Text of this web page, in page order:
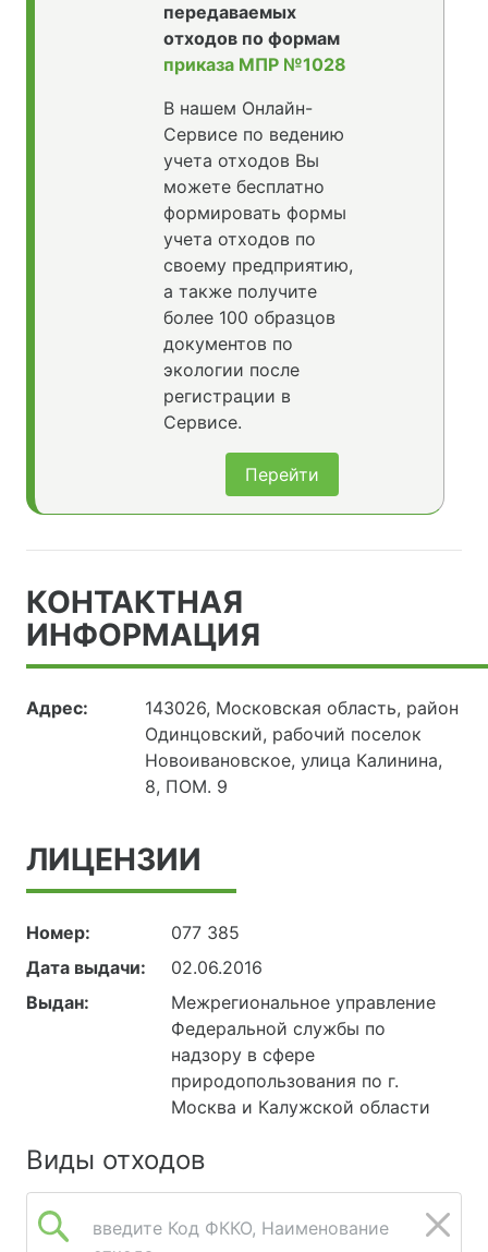
передаваемых
отходов по формам
приказа МПР №1028
В нашем Онлайн-
Сервисе по ведению
учета отходов Вы
можете бесплатно
формировать формы
учета отходов по
своему предприятию,
а также получите
более 100 образцов
документов по
экологии после
регистрации в
Сервисе.
Перейти
КОНТАКТНАЯ
ИНФОРМАЦИЯ
Адрес:
143026, Московская область, район
Одинцовский, рабочий поселок
Новоивановское, улица Калинина,
8, ПОМ. 9
ЛИЦЕНЗИИ
Номер:
077 385
Дата выдачи:
02.06.2016
Выдан:
Межрегиональное управление
Федеральной службы по
надзору в сфере
природопользования по г.
Москва и Калужской области
Виды отходов
введите Код ФККО, Наименование